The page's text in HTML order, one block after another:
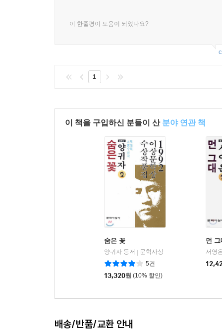
이 한줄평이 도움이 되었나요?
1
이 책을 구입하신 분들이 산 분야 연관 책
숨은 꽃
양귀자 등저
문학사상
5건
13,320원 (10% 할인)
먼
서영
배송/반품/교환 안내